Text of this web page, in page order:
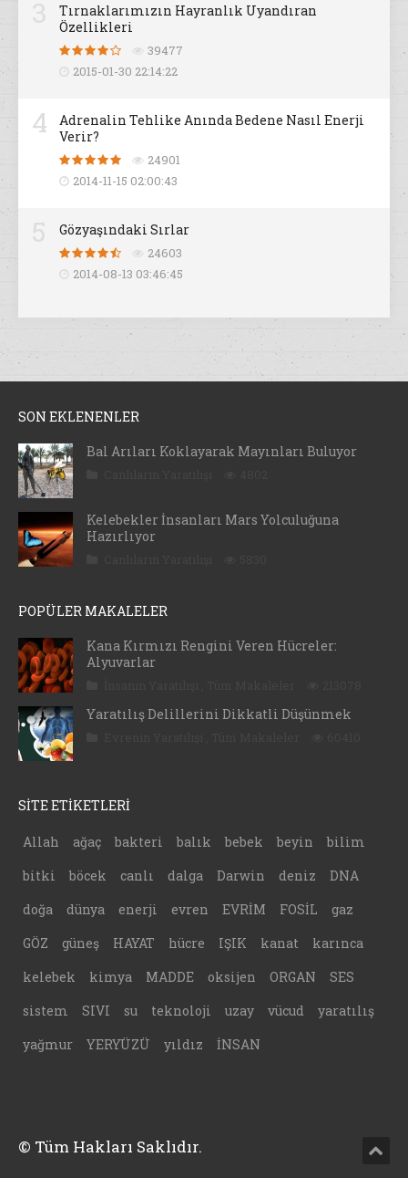
Tırnaklarımızın Hayranlık Uyandıran
Özellikleri
39477
2015-01-30 22:14:22
4
Adrenalin Tehlike Anında Bedene Nasıl Enerji
Verir?
24901
2014-11-15 02:00:43
Gözyaşındaki Sırlar
24603
2014-08-13 03:46:45
SON EKLENENLER
Bal Arıları Koklayarak Mayınları Buluyor
Kelebekler İnsanları Mars Yolculuğuna
Hazırlıyor
POPÜLER MAKALELER
Kana Kırmızı Rengini Veren Hücreler:
Alyuvarlar
Yaratılış Delillerini Dikkatli Düşünmek
SİTE ETİKETLERİ
Allah ağaç bakteri balık bebek beyin
bilim
bitki
böcek canlı dalga Darwin deniz
DNA
doğa
dünya enerji evren EVRİM FOSİL
gaz
GÖZ
güneş HAYAT hücre IŞIK kanat
karınca
kelebek
kimya MADDE oksijen ORGAN
SES
sistem
SIVI su teknoloji uzay vücud
yaratılış
yağmur
YERYÜZÜ yıldız İNSAN
© Tüm Hakları Saklıdır.